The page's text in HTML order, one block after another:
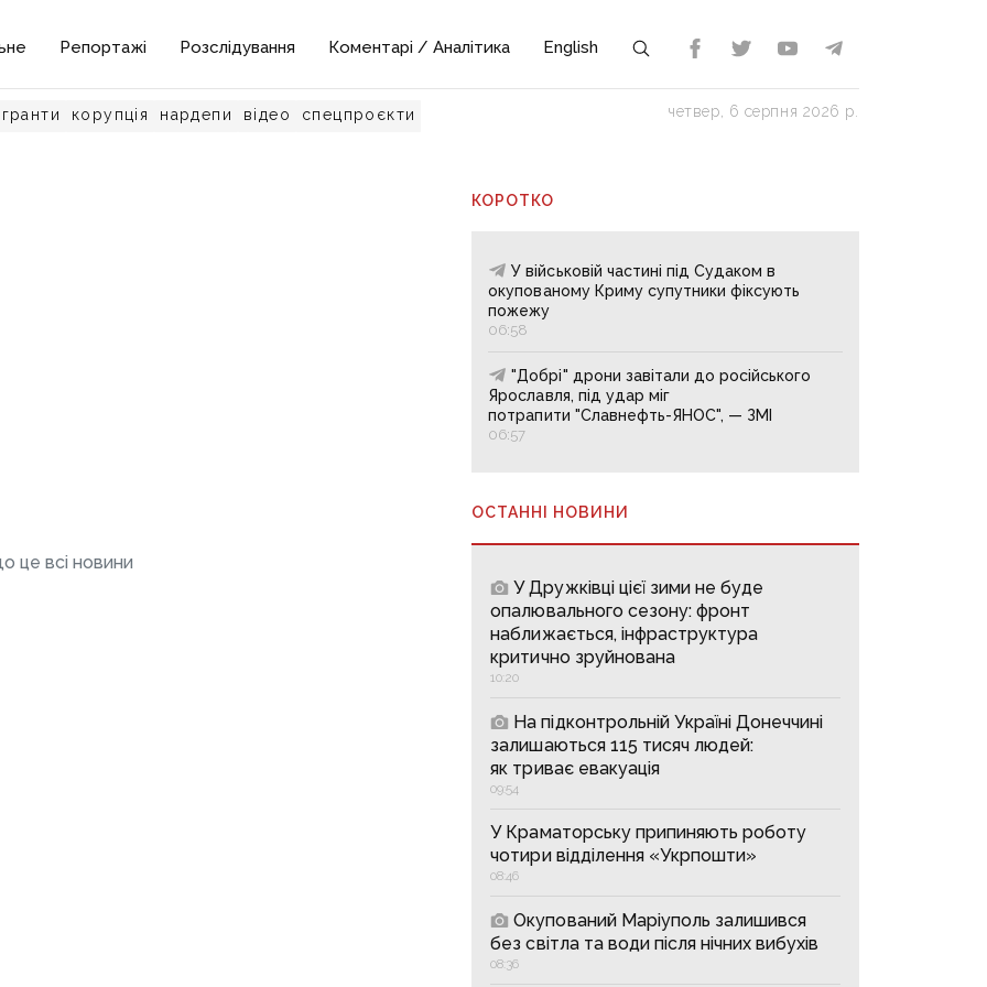
Репортажі Розслідування Коментарі / Аналітика English
гранти корупція нардепи відео спецпроєкти четвер, 6 серпня 2026 р.
це всі новини
КОРОТКО
У військовій частині під Судаком в
окупованому Криму супутники фіксують
пожежу
06:58
"Добрі" дрони завітали до російського
Ярославля, під удар міг
потрапити "Славнефть-ЯНОС", — ЗМІ
06:57
ОСТАННІ НОВИНИ
У Дружківці цієї зими не буде
опалювального сезону: фронт
наближається, інфраструктура
критично зруйнована
10:20
На підконтрольній Україні Донеччині
залишаються 115 тисяч людей:
як триває евакуація
09:54
У Краматорську припиняють роботу
чотири відділення «Укрпошти»
08:46
Окупований Маріуполь залишився
без світла та води після нічних вибухів
08:36